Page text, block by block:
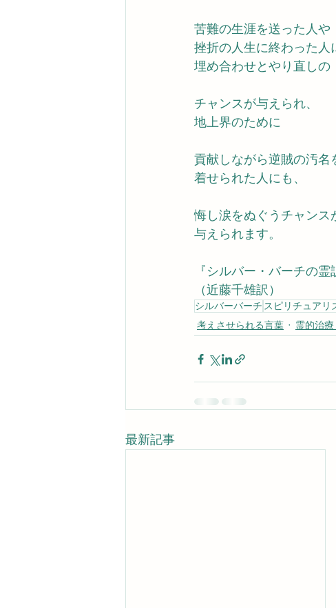
苦難の生涯を送った人や
挫折の人生に終わった人
埋め合わせとやり直しの
チャンスが与えられ、
地上界のために
貢献しながら逆賊の汚名
着せられた人にも、
悔し涙をぬぐうチャンス
与えられます。
『シルバー・バーチの霊
（近藤千雄訳）
シルバーバーチ スピリチュアリ
考えさせられる言葉
霊的治療
最新記事